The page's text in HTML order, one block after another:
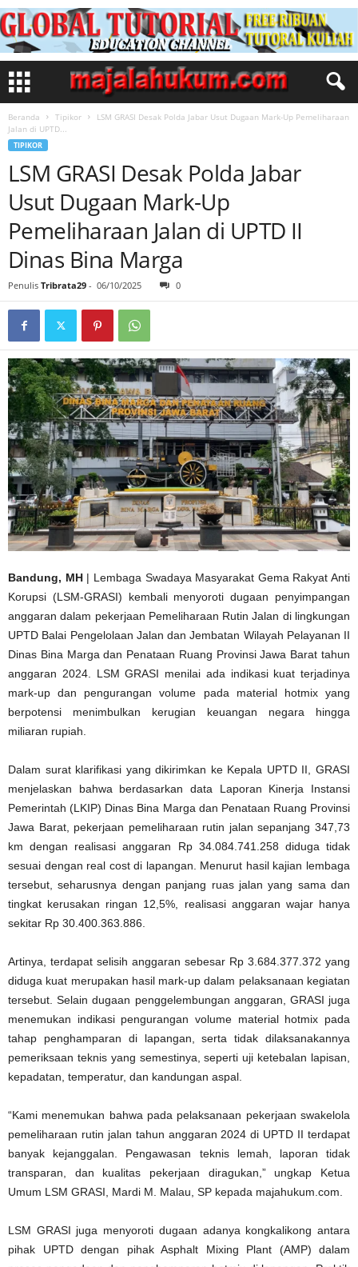
Beranda Tipikor
LSM GRASI Desak Polda Jabar Usut Dugaan Mark-Up Pemeliharaan
Jalan di UPTD...
TIPIKOR
LSM GRASI Desak Polda Jabar
Usut Dugaan Mark-Up
Pemeliharaan Jalan di UPTD II
Dinas Bina Marga
Penulis Tribrata29 - 06/10/2025 0
Bandung, MH| Lembaga Swadaya Masyarakat Gema Rakyat Anti
Korupsi (LSM-GRASI) kembali menyoroti dugaan penyimpangan
anggaran dalam pekerjaan Pemeliharaan Rutin Jalan di lingkungan
UPTD Balai Pengelolaan Jalan dan Jembatan Wilayah Pelayanan II
Dinas Bina Marga dan Penataan Ruang Provinsi Jawa Barat tahun
anggaran 2024. LSM GRASI menilai ada indikasi kuat terjadinya
mark-up dan pengurangan volume pada material hotmix yang
berpotensi menimbulkan kerugian keuangan negara hingga
miliaran rupiah.
Dalam surat klarifikasi yang dikirimkan ke Kepala UPTD II, GRASI
menjelaskan bahwa berdasarkan data Laporan Kinerja Instansi
Pemerintah (LKIP) Dinas Bina Marga dan Penataan Ruang Provinsi
Jawa Barat, pekerjaan pemeliharaan rutin jalan sepanjang 347,73
km dengan realisasi anggaran Rp 34.084.741.258 diduga tidak
sesuai dengan real cost di lapangan. Menurut hasil kajian lembaga
tersebut, seharusnya dengan panjang ruas jalan yang sama dan
tingkat kerusakan ringan 12,5%, realisasi anggaran wajar hanya
sekitar Rp 30.400.363.886.
Artinya, terdapat selisih anggaran sebesar Rp 3.684.377.372 yang
diduga kuat merupakan hasil mark-up dalam pelaksanaan kegiatan
tersebut. Selain dugaan penggelembungan anggaran, GRASI juga
menemukan indikasi pengurangan volume material hotmix pada
tahap penghamparan di lapangan, serta tidak dilaksanakannya
pemeriksaan teknis yang semestinya, seperti uji ketebalan lapisan,
kepadatan, temperatur, dan kandungan aspal.
“Kami menemukan bahwa pada pelaksanaan pekerjaan swakelola
pemeliharaan rutin jalan tahun anggaran 2024 di UPTD II terdapat
banyak kejanggalan. Pengawasan teknis lemah, laporan tidak
transparan, dan kualitas pekerjaan diragukan,” ungkap Ketua
Umum LSM GRASI, Mardi M. Malau, SP kepada majahukum.com.
LSM GRASI juga menyoroti dugaan adanya kongkalikong antara
pihak UPTD dengan pihak Asphalt Mixing Plant (AMP) dalam